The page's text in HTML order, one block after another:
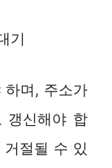
기
하며, 주소가
갱신해야 합
절될 수 있